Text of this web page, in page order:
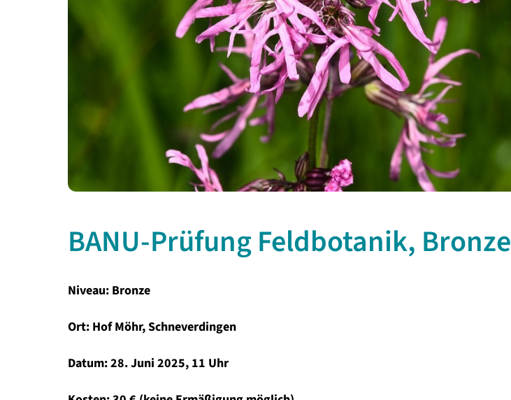
BANU-Prüfung Feldbotanik, Bronze
Niveau: Bronze
Ort: Hof Möhr, Schneverdingen
Datum: 28. Juni 2025, 11 Uhr